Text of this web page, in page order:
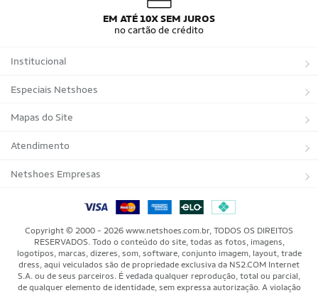
EM ATÉ 10X SEM JUROS
no cartão de crédito
Institucional
Sobre a Netshoes
Política de Privacidade
Programa de Afiliados
Regulamentos
Blog
Black Friday Magalu
Especiais Netshoes
Suplementos
Corrida
Bicicletas
Basquete
Motorsport
Mapas do Site
Marcas
Tipos de Produtos
Atendimento
Trocas e devoluções
Minha Conta
Meus Pedidos
Pagamentos
Netshoes Empresas
Marketplace Netshoes
Copyright © 2000 - 2026 www.netshoes.com.br, TODOS OS DIREITOS
RESERVADOS. Todo o conteúdo do site, todas as fotos, imagens,
logotipos, marcas, dizeres, som, software, conjunto imagem, layout, trade
dress, aqui veiculados são de propriedade exclusiva da NS2.COM Internet
S.A. ou de seus parceiros. É vedada qualquer reprodução, total ou parcial,
de qualquer elemento de identidade, sem expressa autorização. A violação